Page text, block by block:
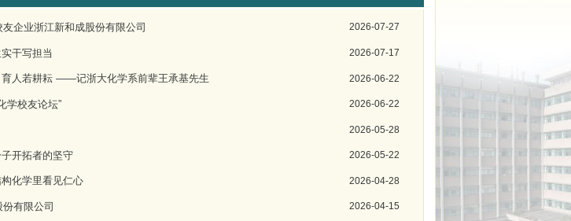
企业浙江新和成股份有限公司 2026-07-27
干写担当 2026-07-17
育人若耕耘 ——记浙大化学系前辈王承基先生 2026-06-22
学校友论坛” 2026-06-22
2026-05-28
开拓者的坚守 2026-05-22
化学里看见仁心 2026-04-28
有限公司 2026-04-15